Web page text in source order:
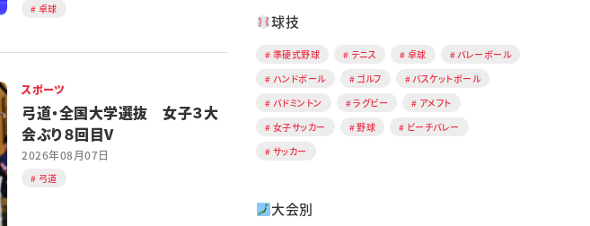
卓球
スポーツ
弓道・全国大学選抜 女子３大
会ぶり８回目V
2026年08月07日
弓道
球技
準硬式野球 テニス 卓球
バレーボール
ハンドボール
ゴルフ
バスケットボール
バドミントン
ラグビー
アメフト
女子サッカー
野球
ビーチバレー
サッカー
大会別